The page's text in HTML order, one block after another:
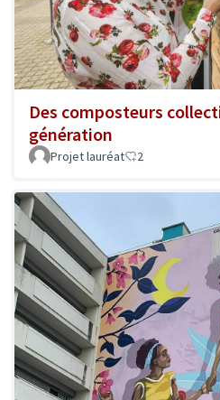
Des composteurs
génération
Projet lauréat 2